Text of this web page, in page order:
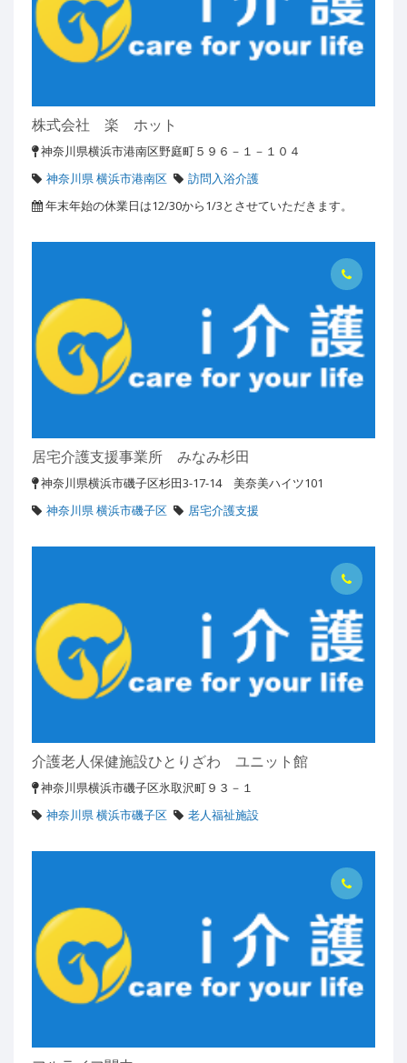
株式会社 楽 ホット
神奈川県横浜市港南区野庭町５９６－１－１０４
神奈川県 横浜市港南区
訪問入浴介護
年末年始の休業日は12/30から1/3とさせていただきます。
居宅介護支援事業所 みなみ杉田
神奈川県横浜市磯子区杉田3-17-14 美奈美ハイツ101
神奈川県 横浜市磯子区
居宅介護支援
介護老人保健施設ひとりざわ ユニット館
神奈川県横浜市磯子区氷取沢町９３－１
神奈川県 横浜市磯子区
老人福祉施設